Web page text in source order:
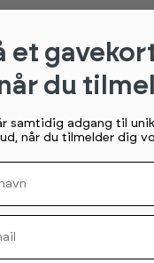
et
når du
samtidig adgang til
når du tilmelder dig